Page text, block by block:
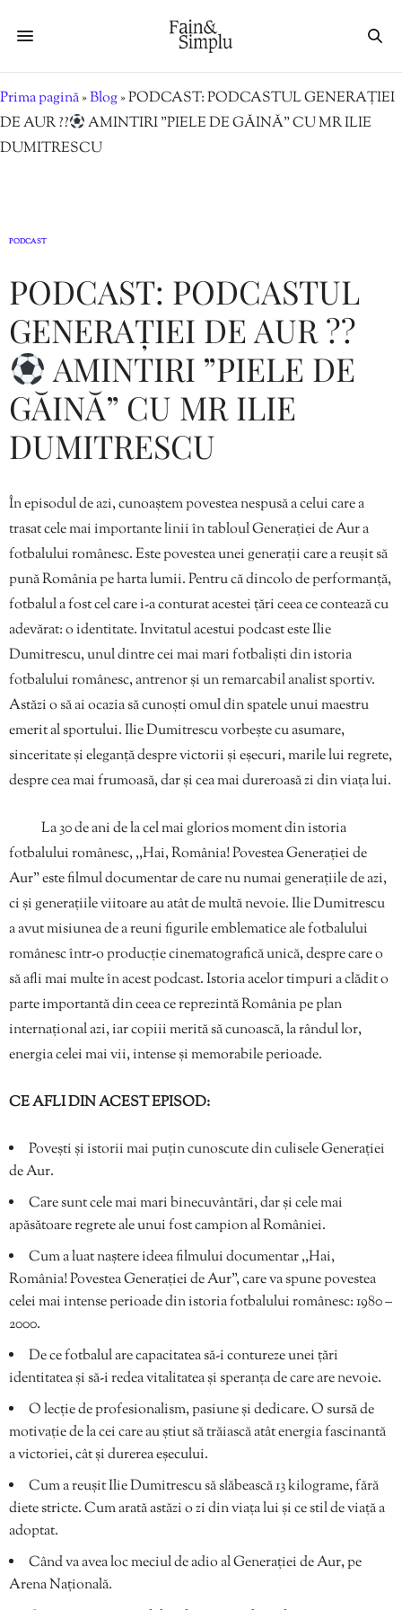
Prima pagină»Blog»PODCAST: PODCASTUL GENERAȚIEI
DE AUR ??
AMINTIRI ”PIELE DE GĂINĂ” CU MR ILIE
DUMITRESCU
PODCAST
PODCAST: PODCASTUL
GENERAȚIEI DE AUR ??
AMINTIRI ”PIELE DE
GĂINĂ” CU MR ILIE
DUMITRESCU
În episodul de azi, cunoaștem povestea nespusă a celui care a
trasat cele mai importante linii în tabloul Generației de Aur a
fotbalului românesc. Este povestea unei generații care a reușit să
pună România pe harta lumii. Pentru că dincolo de performanță,
fotbalul a fost cel care i-a conturat acestei țări ceea ce contează cu
adevărat: o identitate. Invitatul acestui podcast este Ilie
Dumitrescu, unul dintre cei mai mari fotbaliști din istoria
fotbalului românesc, antrenor și un remarcabil analist sportiv.
Astăzi o să ai ocazia să cunoști omul din spatele unui maestru
emerit al sportului. Ilie Dumitrescu vorbește cu asumare,
sinceritate și eleganță despre victorii și eșecuri, marile lui regrete,
despre cea mai frumoasă, dar și cea mai dureroasă zi din viața lui.
La 30 de ani de la cel mai glorios moment din istoria
fotbalului românesc, ,,Hai, România! Povestea Generației de
Aur” este filmul documentar de care nu numai generațiile de azi,
ci și generațiile viitoare au atât de multă nevoie. Ilie Dumitrescu
a avut misiunea de a reuni figurile emblematice ale fotbalului
românesc într-o producție cinematografică unică, despre care o
să afli mai multe în acest podcast. Istoria acelor timpuri a clădit o
parte importantă din ceea ce reprezintă România pe plan
internațional azi, iar copiii merită să cunoască, la rândul lor,
energia celei mai vii, intense și memorabile perioade.
CE AFLI DIN ACEST EPISOD:
Povești și istorii mai puțin cunoscute din culisele Generației
de Aur.
Care sunt cele mai mari binecuvântări, dar și cele mai
apăsătoare regrete ale unui fost campion al României.
Cum a luat naștere ideea filmului documentar ,,Hai,
România! Povestea Generației de Aur”, care va spune povestea
celei mai intense perioade din istoria fotbalului românesc: 1980 –
2000.
De ce fotbalul are capacitatea să-i contureze unei țări
identitatea și să-i redea vitalitatea și speranța de care are nevoie.
O lecție de profesionalism, pasiune și dedicare. O sursă de
motivație de la cei care au știut să trăiască atât energia fascinantă
a victoriei, cât și durerea eșecului.
Cum a reușit Ilie Dumitrescu să slăbească 13 kilograme, fără
diete stricte. Cum arată astăzi o zi din viața lui și ce stil de viață a
adoptat.
Când va avea loc meciul de adio al Generației de Aur, pe
Arena Națională.